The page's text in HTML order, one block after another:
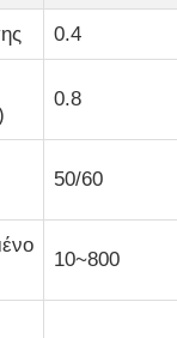
Μονωμένος
Διακόπτη
μόνωσης
0.4
0.8
50/60
10~800